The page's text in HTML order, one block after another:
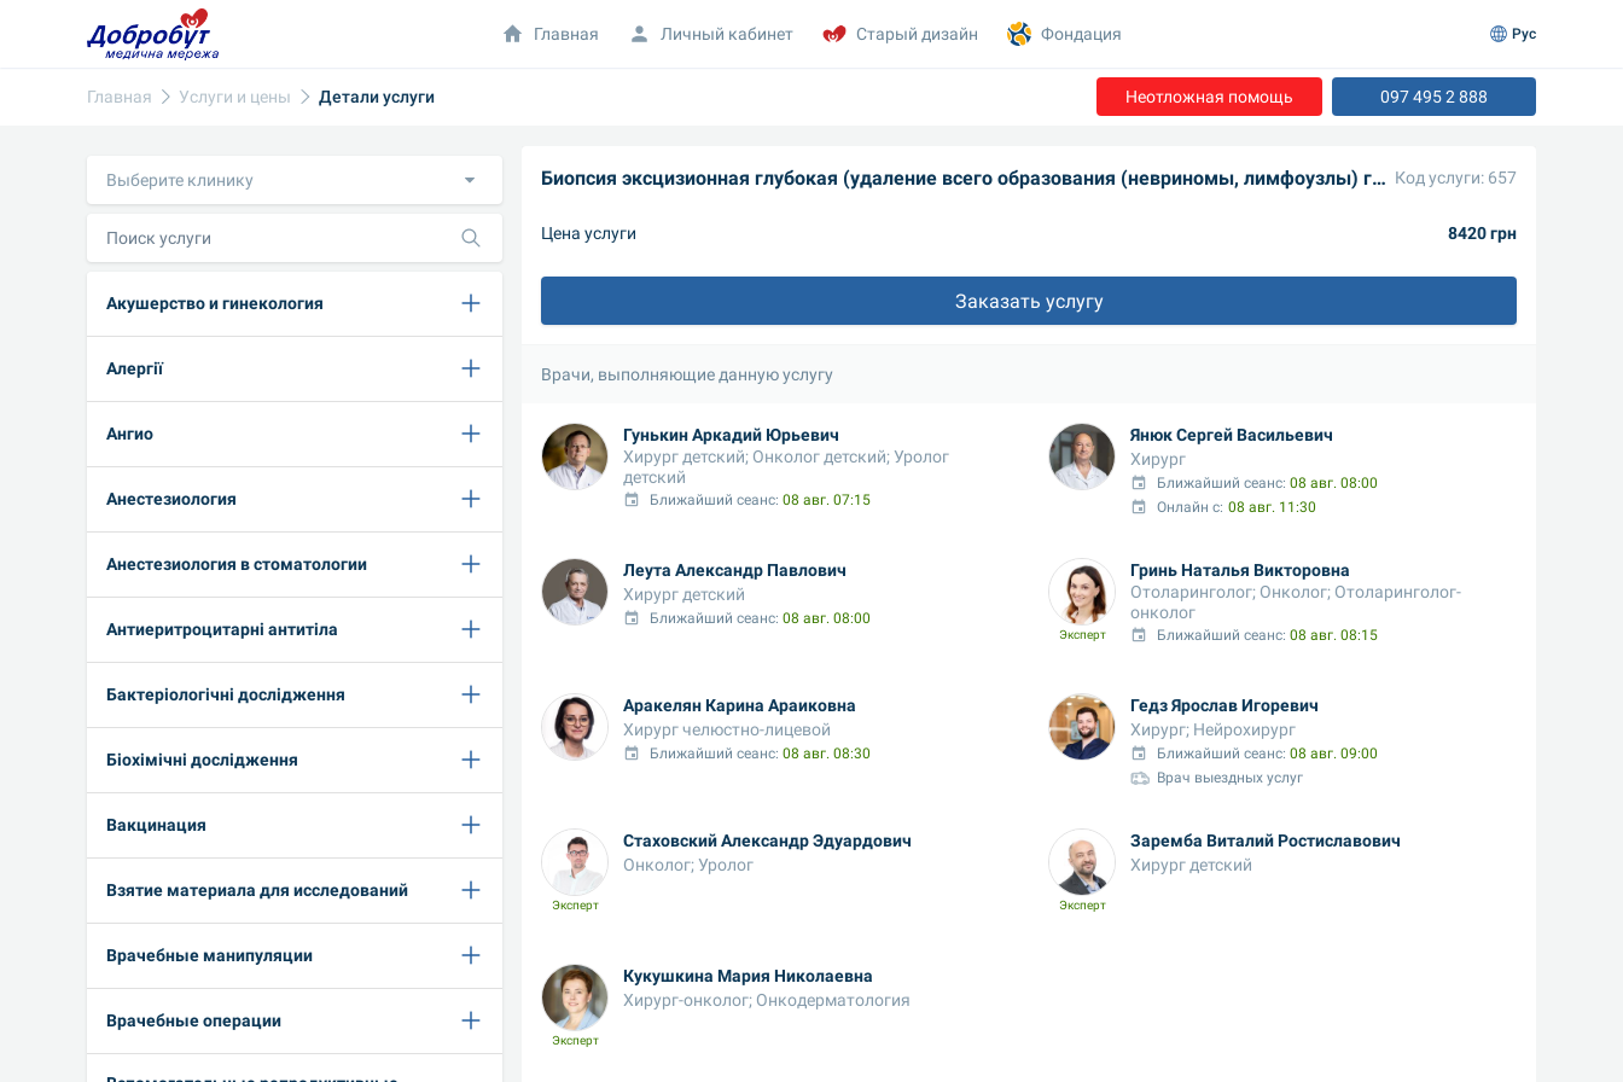
Главная Услуги и цены Детали услуги Неотложная помощь 097 495 2 888
Выберите клинику
Акушерство и гинекология
Алергії
Ангио
Анестезиология
Анестезиология в стоматологии
Антиеритроцитарні антитіла
Бактеріологічні дослідження
Біохімічні дослідження
Вакцинация
Взятие материала для исследований
Врачебные манипуляции
Врачебные операции
Биопсия эксцизионная глубокая (удаление всего образования (невриномы, лимфоузлы) глубоких образований (мышцы, надкостница и др.) . Код услуги: 657
Цена услуги 8420 грн
Заказать услугу
Врачи, выполняющие данную услугу
Гунькин Аркадий Юрьевич
Хирург детский; Онколог детский; Уролог
детский
Ближайший сеанс: 08 авг. 07:15
Янюк Сергей Васильевич
Хирург
Ближайший сеанс: 08 авг. 08:00
Онлайн с: 08 авг. 11:30
Леута Александр Павлович
Хирург детский
Ближайший сеанс: 08 авг. 08:00
Эксперт
Гринь Наталья Викторовна
Отоларинголог; Онколог; Отоларинголог-
онколог
Ближайший сеанс: 08 авг. 08:15
Аракелян Карина Араиковна
Хирург челюстно-лицевой
Ближайший сеанс: 08 авг. 08:30
Гедз Ярослав Игоревич
Хирург; Нейрохирург
Ближайший сеанс: 08 авг. 09:00
Врач выездных услуг
Эксперт
Стаховский Александр Эдуардович
Онколог; Уролог
Эксперт
Заремба Виталий Ростиславович
Хирург детский
Эксперт
Кукушкина Мария Николаевна
Хирург-онколог; Онкодерматология
Главная Личный кабинет Старый дизайн Фондация Рус